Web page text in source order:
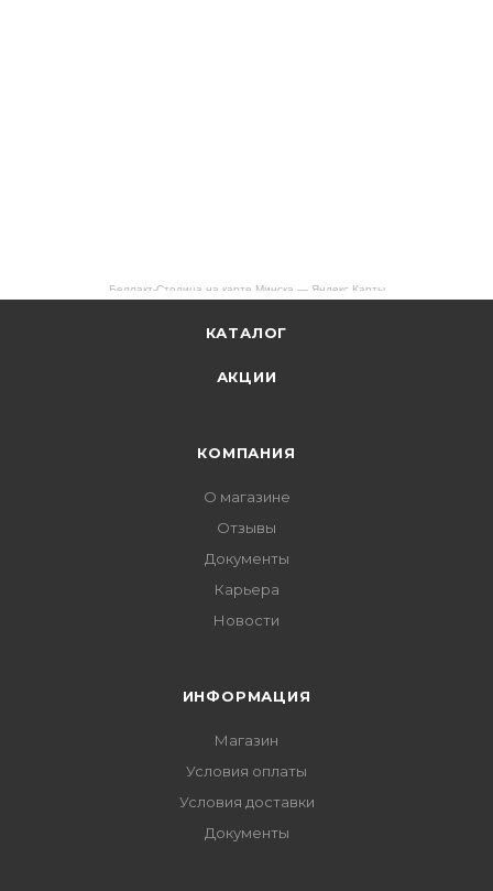
Беллакт-Столица на карте Минска — Яндекс Карты
КАТАЛОГ
АКЦИИ
КОМПАНИЯ
О магазине
Отзывы
Документы
Карьера
Новости
ИНФОРМАЦИЯ
Магазин
Условия оплаты
Условия доставки
Документы